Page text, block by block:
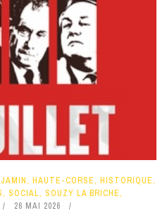
, HAUTE-CORSE, HISTORIQUE,
, SOCIAL, SOUZY LA BRICHE,
26 MAI 2026